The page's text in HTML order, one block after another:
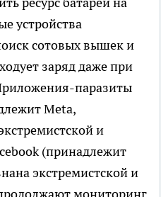
устройства
сотовых вышек и
заряд даже при
паразиты
Meta,
и
(принадлежит
экстремистской и